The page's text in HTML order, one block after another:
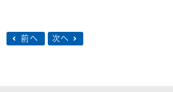
前へ 次へ